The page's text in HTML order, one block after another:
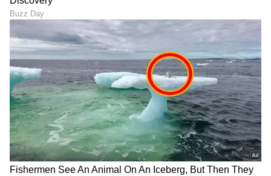
"ರಾಜಕೀಯ ಬೇಡ, ಸಿನಿಮಾನೇ ಪ್ರಾಣ":
ಕನಕೋತ್ಸವದಲ್ಲಿ ರಿಷಬ್ ಶೆಟ್ಟಿ | Rishab
Shetty speech | Suvarna News
ಶೇ.50 ರಿಂದ ಶೇ.18 ಕ್ಕೆ TAX ಇಳಿಕೆ: ಮೋದಿ-
ಟ್ರಂಪ್ ಐತಿಹಾಸಿಕ ಒಪ್ಪಂದ | India US
Trade Deal | Party Rounds